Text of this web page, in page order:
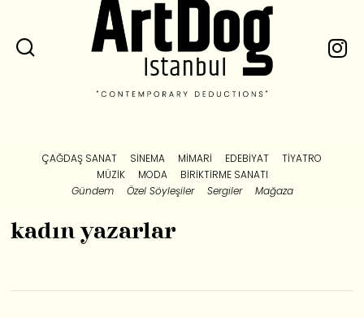
ÇAĞDAŞ SANAT SINEMA MIMARI EDEBIYAT
TIYATRO
MÜZIK
MODA
BIRIKTIRME SANATI
Gündem
Özel Söyleşiler Sergiler Mağaza
kadın yazarlar